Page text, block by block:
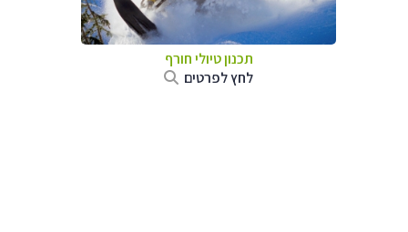
תכנון טיולי חורף
לחץ לפרטים